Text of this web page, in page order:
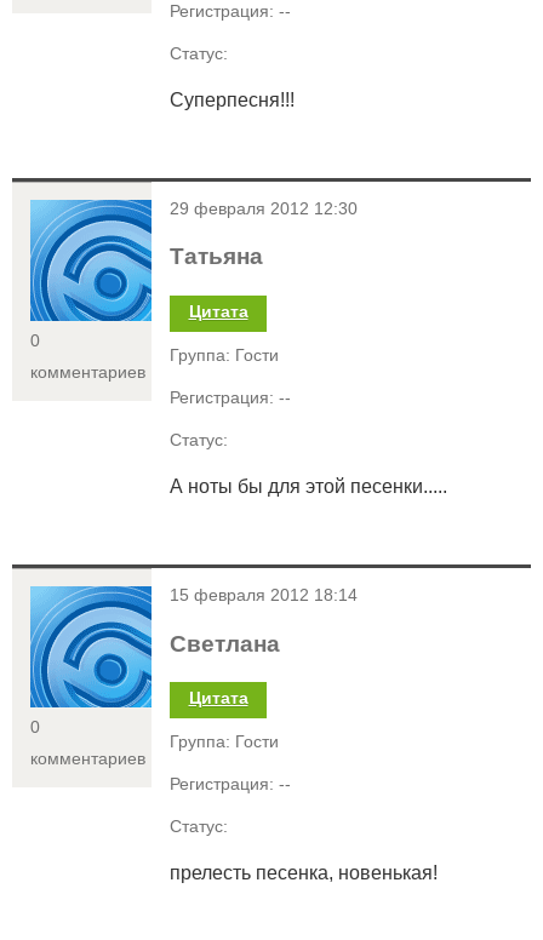
Регистрация: --
Статус:
Суперпесня!!!
<
0
комментариев
29 февраля 2012 12:30
Татьяна
Цитата
Группа: Гости
Регистрация: --
Статус:
А ноты бы для этой песенки.....
<
0
комментариев
15 февраля 2012 18:14
Светлана
Цитата
Группа: Гости
Регистрация: --
Статус:
прелесть песенка, новенькая!